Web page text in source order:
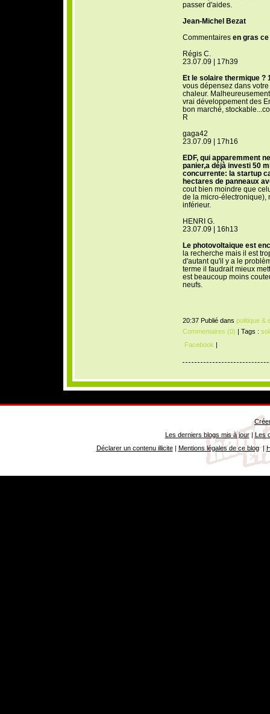
passer d'aides.
Jean-Michel Bezat
Commentaires en gras
Régis C.
23.07.09 | 17h39
Et le solaire thermique ?
vous dépensez dans
chaleur.
vrai développement des
bon marché,
R
gaga42
23.07.09 | 17h16
EDF, qui apparemment
panier,a déjà investi 50
concurrente: la startup
hectares de panneaux
cout bien moindre que
de la micro-électronique),
inférieur.
HENRI G.
23.07.09 | 16h13
Le photovoltaique est
la recherche mais il est
d'autant qu'il y a le
terme il faudrait mieux
est beaucoup moins
neufs.
20:37 Publié dans politique &
Commentaires (0) | Tags :
Facebook |
Les derniers blogs mis à jour| Les
Déclarer un contenu illicite| Mentions légales de ce blog|